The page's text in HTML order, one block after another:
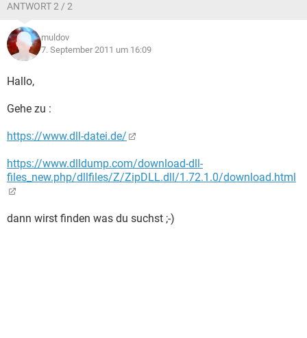
ANTWORT 2 / 2
muldov
7. September 2011 um 16:09
Hallo,
Gehe zu :
https://www.dll-datei.de/
https://www.dlldump.com/download-dll-
files_new.php/dllfiles/Z/ZipDLL.dll/1.72.1.0/download.html
dann wirst finden was du suchst ;-)